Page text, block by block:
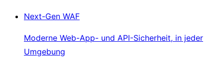
Next-Gen WAF
Moderne Web-App- und API-Sicherheit, in jeder
Umgebung